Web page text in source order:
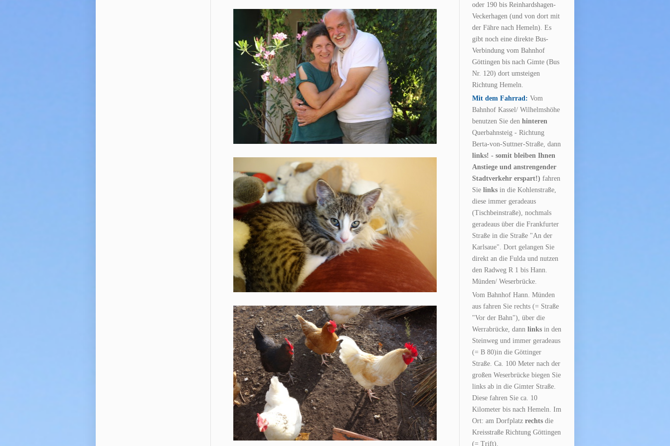
oder 190 bis Reinhardshagen-
Veckerhagen (und von dort mit
der Fähre nach Hemeln). Es
gibt noch eine direkte Bus-
Verbindung vom Bahnhof
Göttingen bis nach Gimte (Bus
Nr. 120) dort umsteigen
Richtung Hemeln.
Mit dem Fahrrad: Vom
Bahnhof Kassel/ Wilhelmshöhe
benutzen Sie den hinteren
Querbahnsteig - Richtung
Berta-von-Suttner-Straße, dann
links! - somit bleiben Ihnen
Anstiege und anstrengender
Stadtverkehr erspart!) fahren
Sie linksin die Kohlenstraße,
diese immer geradeaus
(Tischbeinstraße), nochmals
geradeaus über die Frankfurter
Straße in die Straße "An der
Karlsaue". Dort gelangen Sie
direkt an die Fulda und nutzen
den Radweg R 1 bis Hann.
Münden/ Weserbrücke.
Vom Bahnhof Hann. Münden
aus fahren Sie rechts (= Straße
"Vor der Bahn"), über die
Werrabrücke, dann linksin den
Steinweg und immer geradeaus
(= B 80)in die Göttinger
Straße. Ca. 100 Meter nach der
großen Weserbrücke biegen Sie
links ab in die Gimter Straße.
Diese fahren Sie ca. 10
Kilometer bis nach Hemeln. Im
Ort: am Dorfplatz rechtsdie
Kreisstraße Richtung Göttingen
(= Trift).